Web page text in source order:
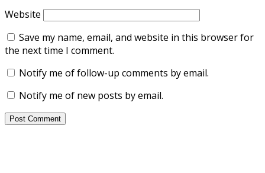
Website
Save my name, email, and website in this browser for
the next time I comment.
Notify me of follow-up comments by email.
Notify me of new posts by email.